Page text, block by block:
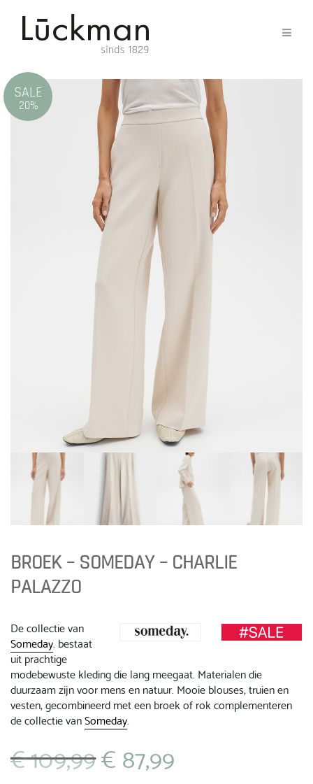
SALE
20%
BROEK – SOMEDAY – CHARLIE
PALAZZO
De collectie van
Someday. bestaat
uit prachtige
modebewuste kleding die lang meegaat. Materialen die
duurzaam zijn voor mens en natuur. Mooie blouses, truien en
vesten, gecombineerd met een broek of rok complementeren
de collectie vanSomeday.
€109,99 Oorspronkelijke
prijs
€87,99